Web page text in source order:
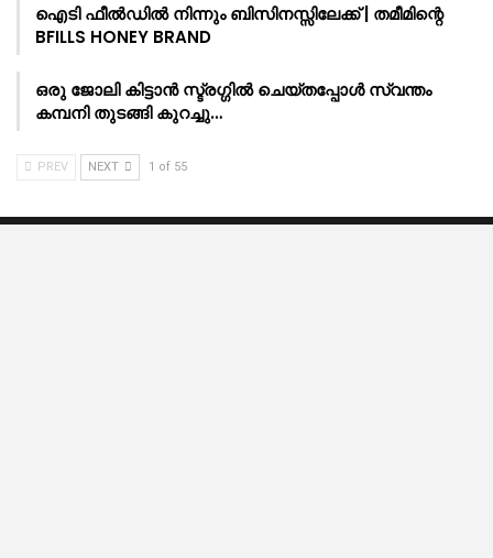
ഐടി ഫീൽഡിൽ നിന്നും ബിസിനസ്സിലേക്ക് | തമീമിന്റെ
BFILLS HONEY BRAND
ഒരു ജോലി കിട്ടാൻ സ്ട്രഗ്ഗിൽ ചെയ്തപ്പോൾ സ്വന്തം
കമ്പനി തുടങ്ങി കുറച്ചു…
PREV NEXT 1 of 55